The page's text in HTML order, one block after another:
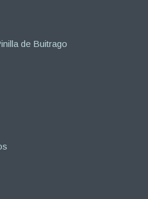
de Buitrago